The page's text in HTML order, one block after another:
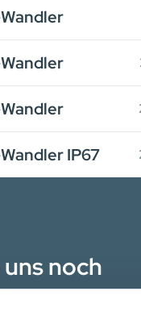
IP67
noch